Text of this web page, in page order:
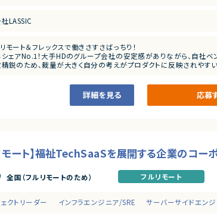
を持って0→1や1→10の開発をしたい方。
技術も積極的に取り入れるマインドを持っている方。
LASSIC
モート＆フレックスで働きさすさばっちり！
ェアNo.1！大手HDのグループ会社の安定感がありながら、自社ベ
鋭のため、裁量が大きく自分の考えがプロダクトに反映されやすい
詳細を見る 応募
モート】福祉TechSaaSを展開する企業のコー
全国（フルリモートのため） フルリモート
クトリーダー インフラエンジニア/SRE サーバーサイドエン